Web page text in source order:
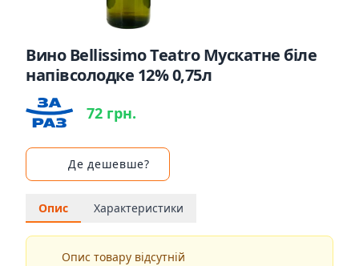
Вино Bellissimo Teatro Мускатне біле
напівсолодке 12% 0,75л
72 грн.
Де дешевше?
Опис Характеристики
Опис товару відсутній